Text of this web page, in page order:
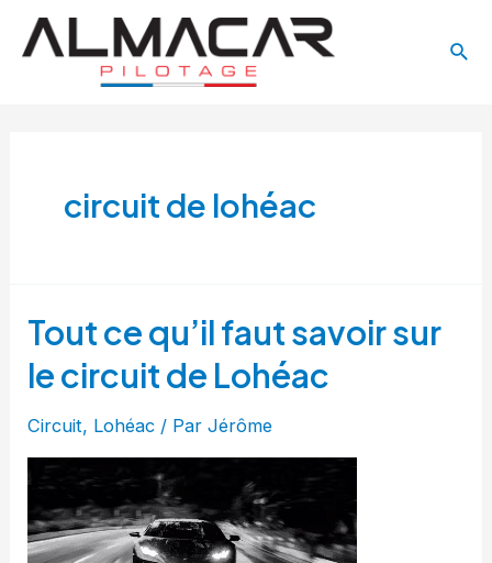
Aller
circuit de lohéac
Tout ce qu’il faut savoir sur
le circuit de Lohéac
Circuit, Lohéac / ParJérôme